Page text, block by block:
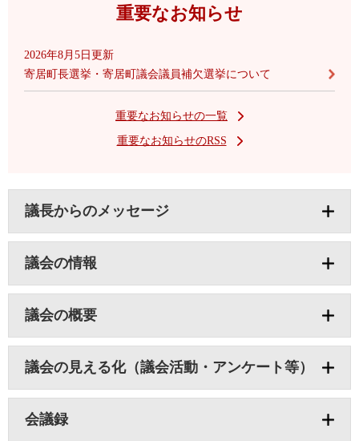
重要なお知らせ
2026年8月5日更新
寄居町長選挙・寄居町議会議員補欠選挙について
重要なお知らせの一覧
重要なお知らせのRSS
議長からのメッセージ
議会の情報
議会の概要
議会の見える化（議会活動・アンケート等）
会議録